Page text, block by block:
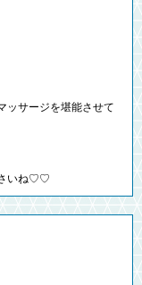
ッサージを堪能させて
さいね♡♡